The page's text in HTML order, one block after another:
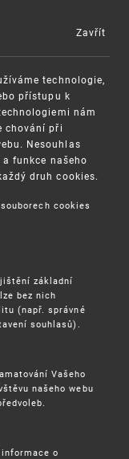
MENU
technologie,
přístupu k
nám
chování při
Nesouhlas
funkce našeho
druh cookies.
cookies
základní
bez nich
(např. správné
souhlasů).
Vašeho
našeho webu
o
Zavřít